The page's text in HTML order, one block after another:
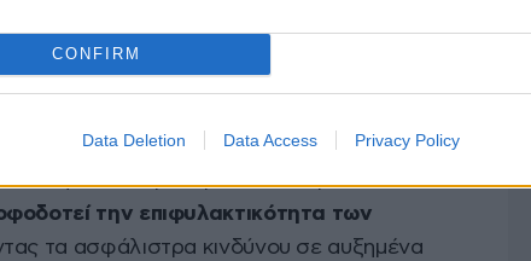
CONFIRM
Data Deletion Data Access Privacy Policy
πολιτικές προοπτικές ενδέχεται να
επενδυτές και να επιβαρύνουν τις
της χώρας και της ευρύτερης περιοχής.
ενόψει των προεδρικών εκλογών του 2027
την επιφυλακτικότητα των
τα ασφάλιστρα κινδύνου σε αυξημένα